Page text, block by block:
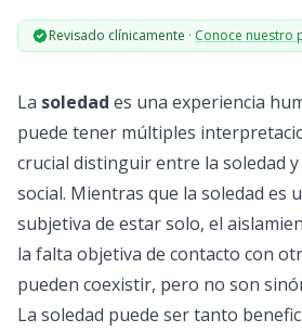
Revisado clínicamente · Conoce nuestro
La soledad es una experiencia
puede tener múltiples
crucial distinguir entre la soledad
social. Mientras que la soledad es
subjetiva de estar solo, el
la falta objetiva de contacto con
pueden coexistir, pero no son
La soledad puede ser tanto